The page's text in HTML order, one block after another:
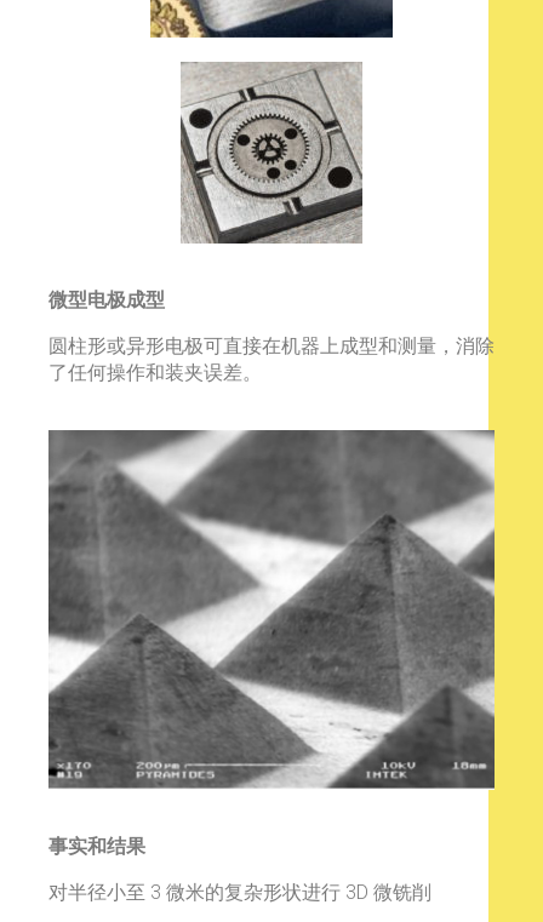
微型电极成型
圆柱形或异形电极可直接在机器上成型和测量，消除
了任何操作和装夹误差。
事实和结果
对半径小至 3 微米的复杂形状进行 3D 微铣削